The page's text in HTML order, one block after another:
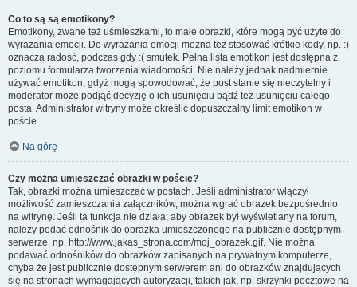
Co to są są emotikony?
Emotikony, zwane też uśmieszkami, to małe obrazki, które mogą być użyte do
wyrażania emocji. Do wyrażania emocji można też stosować krótkie kody, np. :)
oznacza radość, podczas gdy :( smutek. Pełna lista emotikon jest dostępna z
poziomu formularza tworzenia wiadomości. Nie należy jednak nadmiernie
używać emotikon, gdyż mogą spowodować, że post stanie się nieczytelny i
moderator może podjąć decyzję o ich usunięciu bądź też usunięciu całego
posta. Administrator witryny może określić dopuszczalny limit emotikon w
poście.
Na górę
Czy można umieszczać obrazki w poście?
Tak, obrazki można umieszczać w postach. Jeśli administrator włączył
możliwość zamieszczania załączników, można wgrać obrazek bezpośrednio
na witrynę. Jeśli ta funkcja nie działa, aby obrazek był wyświetlany na forum,
należy podać odnośnik do obrazka umieszczonego na publicznie dostępnym
serwerze, np. http://www.jakas_strona.com/moj_obrazek.gif. Nie można
podawać odnośników do obrazków zapisanych na prywatnym komputerze,
chyba że jest publicznie dostępnym serwerem ani do obrazków znajdujących
się na stronach wymagających autoryzacji, takich jak, np. skrzynki pocztowe na